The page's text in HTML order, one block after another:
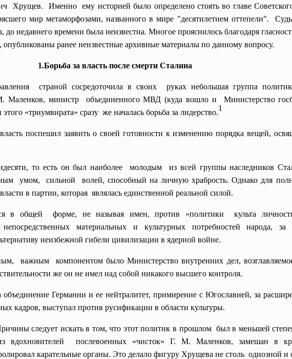
Хрущев. Именно ему историей было определено стоять во главе
мир метаморфозами, названного в мире "десятилетием оттепели".
недавнего времени была неизвестна. Многое прояснилось благодаря
ранее неизвестные архивные материалы по данному вопросу.
1.Борьба за власть после смерти Сталина
страной сосредоточила в своих руках небольшая группа
Маленков, министр объединенного МВД (куда вошло и Министерство
«триумвирата» сразу же началась борьба за лидерство.1
поспешил заявить о своей готовности к изменению порядка вещей,
то есть он был наиболее молодым из всей группы наследников
умом, сильной волей, способный на личную храбрость. Однако для
в партии, которая являлась единственной реальной силой.
в общей форме, не называя имен, против «политики культа
непосредственных материальных и культурных потребностей народа, за
неизбежной гибели цивилизации в ядерной войне.
важным компонентом было Министерство внутренних дел,
же он не имел над собой никакого высшего контроля.
Германии и ее нейтралитет, примирение с Югославией, за
кадров, выступал против русификации в области культуры.
следует искать в том, что этот политик в прошлом был в меньшей
послевоенных «чисток» Г. М. Маленков, замешан в
карательные органы. Это делало фигуру Хрущева не столь одиозной и